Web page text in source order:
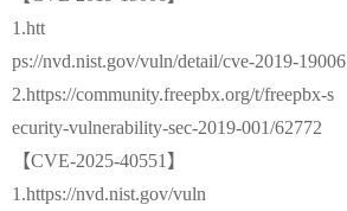
1.htt
ps://nvd.nist.gov/vuln/detail/cve-2019-19006
2.https://community.freepbx.org/t/freepbx-s
ecurity-vulnerability-sec-2019-001/62772
【CVE-2025-40551】
1.https://nvd.nist.gov/vuln